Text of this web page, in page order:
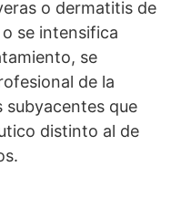
o dermatitis de
se intensifica
se
de la
subyacentes que
distinto al de